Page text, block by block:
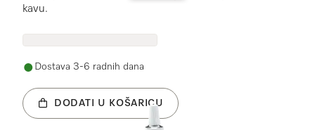
kavu.
Dostava 3-6 radnih dana
DODATI U KOŠARICU